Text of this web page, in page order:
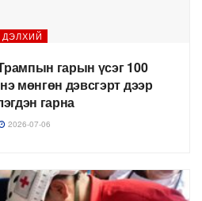
ДЭЛХИЙ
гарын үсэг 100
мөнгөн дэвсгэрт дээр
гарна
2026-07-06